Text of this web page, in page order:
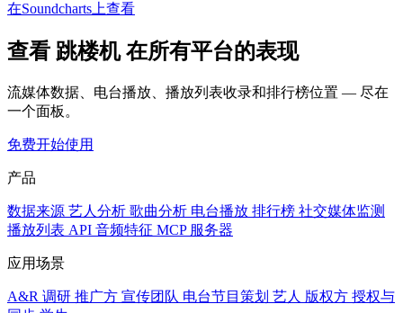
在Soundcharts上查看
查看 跳楼机 在所有平台的表现
流媒体数据、电台播放、播放列表收录和排行榜位置 — 尽在
一个面板。
免费开始使用
产品
数据来源 艺人分析 歌曲分析 电台播放 排行榜 社交媒体监测
播放列表 API 音频特征 MCP 服务器
应用场景
A&R 调研 推广方 宣传团队 电台节目策划 艺人 版权方 授权与